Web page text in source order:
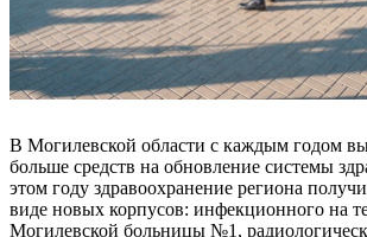
В Могилевской области с каждым годом
больше средств на обновление системы
этом году здравоохранение региона
виде новых корпусов: инфекционного на
Могилевской больницы №1,